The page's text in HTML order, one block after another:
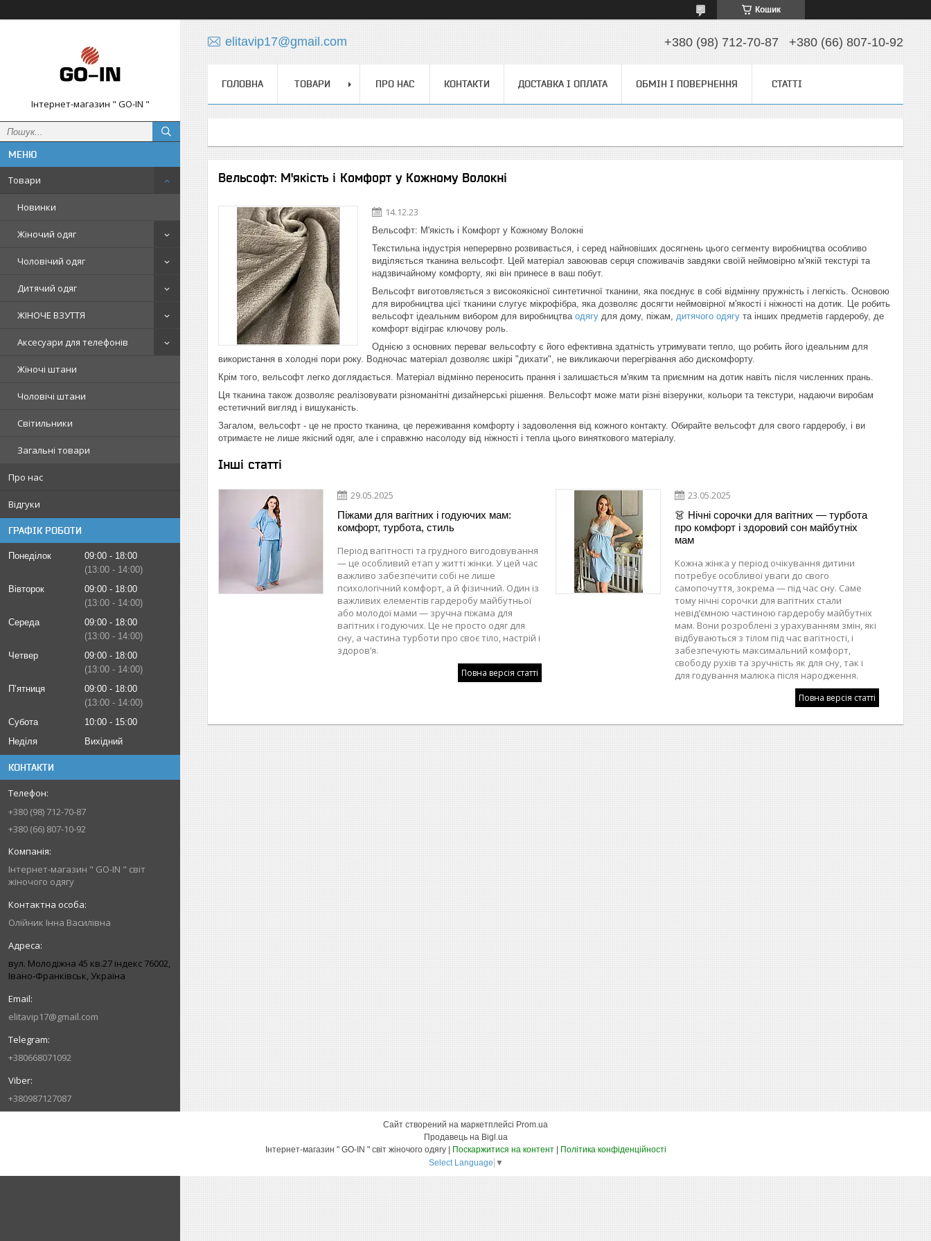
Кошик
Інтернет-магазин " GO-IN "
Товари
Новинки
Жіночий одяг
Чоловічий одяг
Дитячий одяг
ЖІНОЧЕ ВЗУТТЯ
Аксесуари для телефонів
Жіночі штани
Чоловічі штани
Світильники
Загальні товари
Про нас
Відгуки
ГРАФІК РОБОТИ
Понеділок 09:00
18:00
13:00
14:00
Вівторок
09:00
18:00
13:00
14:00
Середа
09:00
18:00
13:00
14:00
Четвер
09:00
18:00
13:00
14:00
Пʼятниця
09:00
18:00
13:00
14:00
Субота
10:00
15:00
Неділя
Вихідний
КОНТАКТИ
+380 (98) 712-70-87
+380 (66) 807-10-92
Інтернет-магазин " GO-IN " світ
жіночого одягу
Олійник Інна Василівна
вул. Молодіжна 45 кв.27 індекс 76002,
Івано-Франківськ, Україна
elitavip17@gmail.com
+380668071092
+380987127087
elitavip17@gmail.com +380 (98) 712-70-87 +380 (66) 807-10-92
ГОЛОВНА ТОВАРИ ПРО НАС КОНТАКТИ ДОСТАВКА І ОПЛАТА ОБМІН І ПОВЕРНЕННЯ СТАТТІ
Вельсофт: М'якість і Комфорт у Кожному Волокні
14.12.23
Вельсофт: М'якість і Комфорт у Кожному Волокні
Текстильна індустрія неперервно розвивається, і серед найновіших досягнень цього сегменту виробництва особливо
виділяється тканина вельсофт. Цей матеріал завоював серця споживачів завдяки своїй неймовірно м'якій текстурі та
надзвичайному комфорту, які він принесе в ваш побут.
Вельсофт виготовляється з високоякісної синтетичної тканини, яка поєднує в собі відмінну пружність і легкість. Основою
для виробництва цієї тканини слугує мікрофібра, яка дозволяє досягти неймовірної м'якості і ніжності на дотик. Це робить
вельсофт ідеальним вибором для виробництва одягу для дому, піжам, дитячого одягу та інших предметів гардеробу, де
комфорт відіграє ключову роль.
Однією з основних переваг вельсофту є його ефективна здатність утримувати тепло, що робить його ідеальним для
використання в холодні пори року. Водночас матеріал дозволяє шкірі "дихати", не викликаючи перегрівання або дискомфорту.
Крім того, вельсофт легко доглядається. Матеріал відмінно переносить прання і залишається м'яким та приємним на дотик навіть після численних прань.
Ця тканина також дозволяє реалізовувати різноманітні дизайнерські рішення. Вельсофт може мати різні візерунки, кольори та текстури, надаючи виробам
естетичний вигляд і вишуканість.
Загалом, вельсофт - це не просто тканина, це переживання комфорту і задоволення від кожного контакту. Обирайте вельсофт для свого гардеробу, і ви
отримаєте не лише якісний одяг, але і справжню насолоду від ніжності і тепла цього виняткового матеріалу.
Інші статті
29.05.2025
Піжами для вагітних і годуючих мам:
комфорт, турбота, стиль
Період вагітності та грудного вигодовування
— це особливий етап у житті жінки. У цей час
важливо забезпечити собі не лише
психологічний комфорт, а й фізичний. Один із
важливих елементів гардеробу майбутньої
або молодої мами — зручна піжама для
вагітних і годуючих. Це не просто одяг для
сну, а частина турботи про своє тіло, настрій і
здоров’я.
Повна версія статті
23.05.2025
👗 Нічні сорочки для вагітних — турбота
про комфорт і здоровий сон майбутніх
мам
Кожна жінка у період очікування дитини
потребує особливої уваги до свого
самопочуття, зокрема — під час сну. Саме
тому нічні сорочки для вагітних стали
невід’ємною частиною гардеробу майбутніх
мам. Вони розроблені з урахуванням змін, які
відбуваються з тілом під час вагітності, і
забезпечують максимальний комфорт,
свободу рухів та зручність як для сну, так і
для годування малюка після народження.
Повна версія статті
Сайт створений на маркетплейсі Prom.ua
Продавець на Bigl.ua
Поскаржитися на контент
Політика конфіденційності
Select Language ▼